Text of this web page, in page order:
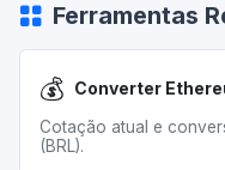
Ferramentas
💰 Converter
Cotação atual e
(BRL).